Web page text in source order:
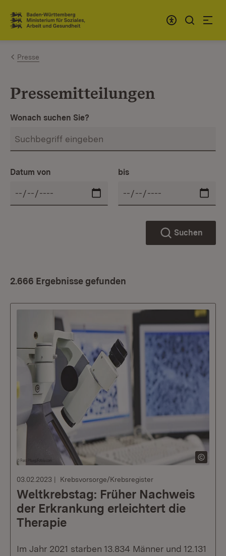
Zum Inhalt springen
Link zur Startseite
Presse
Pressemitteilungen
Wonach suchen Sie?
Datum von bis
Suchen
2.666 Ergebnisse gefunden
03.02.2023 Krebsvorsorge/Krebsregister
Weltkrebstag: Früher Nachweis
der Erkrankung erleichtert die
Therapie
Im Jahr 2021 starben 13.834 Männer und 12.131